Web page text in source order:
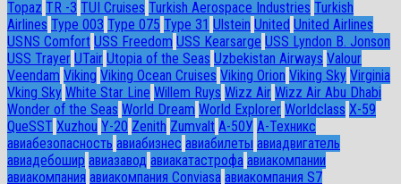
Topaz TR -3 TUI Cruises Turkish Aerospace Industries Turkish
Airlines Type 003 Type 075 Type 31 Ulstein United United Airlines
USNS Comfort USS Freedom USS Kearsarge USS Lyndon B. Jonson
USS Trayer UTair Utopia of the Seas Uzbekistan Airways Valour
Veendam Viking Viking Ocean Cruises Viking Orion Viking Sky Virginia
Vking Sky White Star Line Willem Ruys Wizz Air Wizz Air Abu Dhabi
Wonder of the Seas World Dream World Explorer Worldclass X-59
QueSST Xuzhou Y-20 Zenith Zumvalt А-50У А-Техникс
авиабезопасность авиабизнес авиабилеты авиадвигатель
авиадебошир авиазавод авиакатастрофа авиакомпании
авиакомпания авиакомпания Conviasa авиакомпания S7